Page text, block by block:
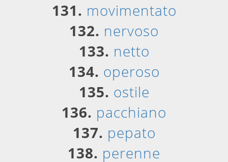
131. movimentato
132. nervoso
133. netto
134. operoso
135. ostile
136. pacchiano
137. pepato
138. perenne